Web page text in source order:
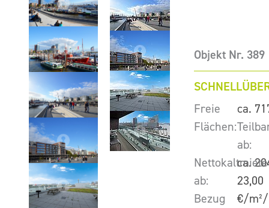
Objekt Nr. 389
Freie
Flächen:
ca.
ab:
ca.
Nettokaltmiete
ab:
23,00
€/
Bezug